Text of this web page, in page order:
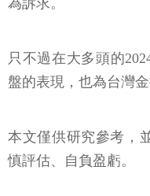
為訴求。
只不過在大多頭的
盤的表現，也為台灣
本文僅供研究參考，
慎評估、自負盈虧。